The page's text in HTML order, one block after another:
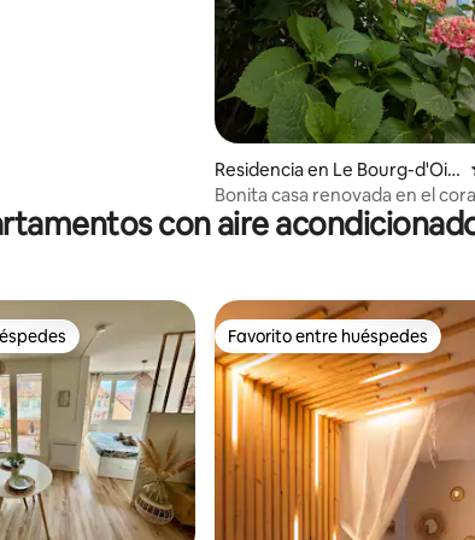
43 evaluaciones
Residencia en Le Bourg-d'Ois
ans
Bonita casa renovada en el
Bourg D'Oisans
con aire
Favorito entre huéspedes
Favorito entre huéspedes